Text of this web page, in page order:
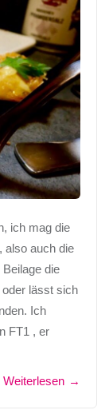
ich mag die
also auch die
die
lässt sich
Ich
FT1 , er
Weiterlesen →